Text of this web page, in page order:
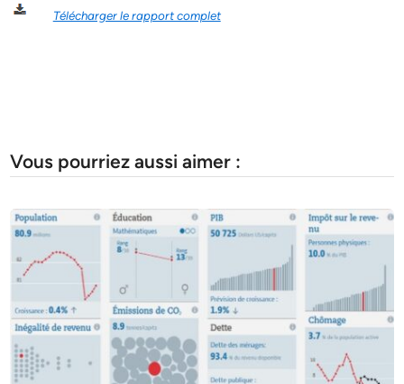
Télécharger le rapport complet
Vous pourriez aussi aimer :